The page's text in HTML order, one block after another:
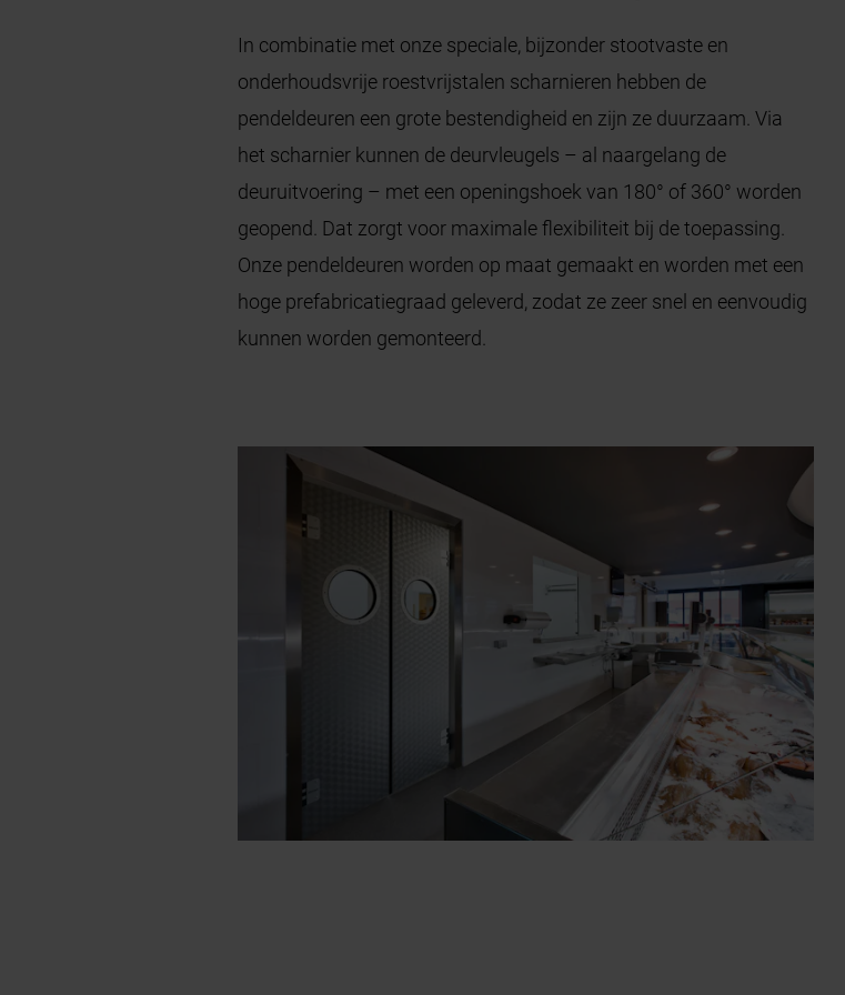
In combinatie met onze speciale, bijzonder stootvaste en
onderhoudsvrije roestvrijstalen scharnieren hebben de
pendeldeuren een grote bestendigheid en zijn ze duurzaam. Via
het scharnier kunnen de deurvleugels – al naargelang de
deuruitvoering – met een openingshoek van 180° of 360° worden
geopend. Dat zorgt voor maximale flexibiliteit bij de toepassing.
Onze pendeldeuren worden op maat gemaakt en worden met een
hoge prefabricatiegraad geleverd, zodat ze zeer snel en eenvoudig
kunnen worden gemonteerd.